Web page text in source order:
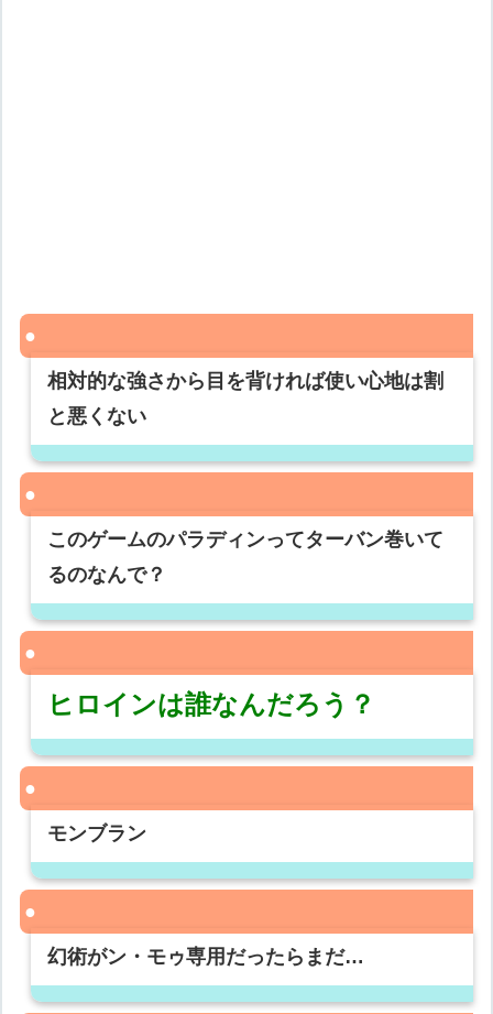
相対的な強さから目を背ければ使い心地は割
と悪くない
このゲームのパラディンってターバン巻いて
るのなんで？
ヒロインは誰なんだろう？
モンブラン
幻術がン・モゥ専用だったらまだ…